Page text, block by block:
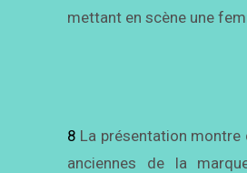
mettant en scène une
8 La présentation montre
anciennes de la